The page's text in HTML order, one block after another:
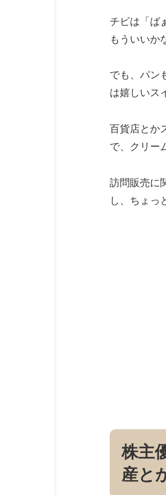
チビは「ば
もういいか
でも、パン
は嬉しいス
百貨店とか
で、クリー
訪問販売に
し、ちょっ
株主
産と